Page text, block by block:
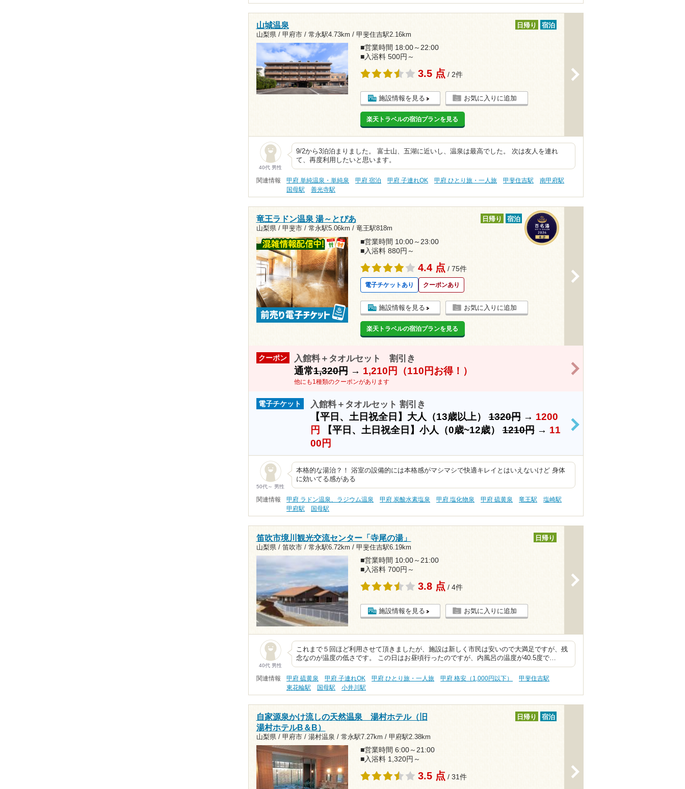
山城温泉
山梨県 / 甲府市 / 常永駅4.73km / 甲斐住吉駅2.16km
日帰り 宿泊
■営業時間 18:00～22:00
■入浴料 500円～
3.5 点 / 2件
施設情報を見る お気に入りに追加
楽天トラベルの宿泊プランを見る
40代 男性
9/2から3泊泊まりました。 富士山、五湖に近いし、温泉は最高でした。 次は友人を連れ
て、再度利用したいと思います。
関連情報 甲府 単純温泉・単純泉 甲府 宿泊 甲府 子連れOK 甲府 ひとり旅・一人旅 甲斐住吉駅
南甲府駅
国母駅
善光寺駅
竜王ラドン温泉 湯～とぴあ
山梨県 / 甲斐市 / 常永駅5.06km / 竜王駅818m
日帰り 宿泊
■営業時間 10:00～23:00
■入浴料 880円～
4.4 点 / 75件
電子チケットあり クーポンあり
施設情報を見る お気に入りに追加
楽天トラベルの宿泊プランを見る
クーポン 入館料＋タオルセット 割引き
通常1,320円→ 1,210円（110円お得！）
他にも1種類のクーポンがあります
電子チケット 入館料＋タオルセット 割引き
【平日、土日祝全日】大人（13歳以上）1320円→ 1200
円
【平日、土日祝全日】小人（0歳~12歳）1210円→ 11
00円
>
50代～ 男性
本格的な湯治？！ 浴室の設備的には本格感がマシマシで快適キレイとはいえないけど 身体
に効いてる感がある
関連情報 甲府 ラドン温泉、ラジウム温泉 甲府 炭酸水素塩泉 甲府 塩化物泉 甲府 硫黄泉 竜王駅
塩崎駅
甲府駅
国母駅
笛吹市境川観光交流センター「寺尾の湯」
山梨県 / 笛吹市 / 常永駅6.72km / 甲斐住吉駅6.19km
日帰り
■営業時間 10:00～21:00
■入浴料 700円～
3.8 点 / 4件
施設情報を見る お気に入りに追加
40代 男性
これまで５回ほど利用させて頂きましたが、施設は新しく市民は安いので大満足ですが、残
念なのが温度の低さです。 この日はお昼頃行ったのですが、内風呂の温度が40.5度で…
関連情報 甲府 硫黄泉 甲府 子連れOK 甲府 ひとり旅・一人旅 甲府 格安（1,000円以下）
甲斐住吉駅
東花輪駅
国母駅 小井川駅
自家源泉かけ流しの天然温泉 湯村ホテル（旧
湯村ホテルB＆B）
山梨県 / 甲府市 / 湯村温泉 / 常永駅7.27km / 甲府駅2.38km
日帰り 宿泊
■営業時間 6:00～21:00
■入浴料 1,320円～
3.5 点 / 31件